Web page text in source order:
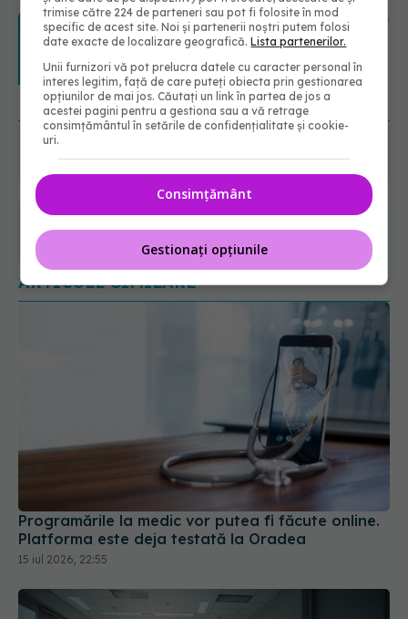
Transpirații nocturne: semnul ignorat
care poate ascunde probleme
serioase de sănătate
08.08.2026, 20:00
URMĂREȘTE-NE ȘI PE:
6560
ABONAȚI
365
URMĂRITORI
1401
URMĂRITORI
ARTICOLE SIMILARE
Programările la medic vor putea fi făcute online.
Platforma este deja testată la Oradea
15 iul 2026, 22:55
trimise către 224 de parteneri sau pot fi folosite în mod
specific de acest site. Noi și partenerii noștri putem folosi
date exacte de localizare geografică.Lista partenerilor.
Unii furnizori vă pot prelucra datele cu caracter personal în
interes legitim, față de care puteți obiecta prin gestionarea
opțiunilor de mai jos. Căutați un link în partea de jos a
acestei pagini pentru a gestiona sau a vă retrage
consimțământul în setările de confidențialitate și cookie-
uri.
Consimțământ
Gestionați opțiunile